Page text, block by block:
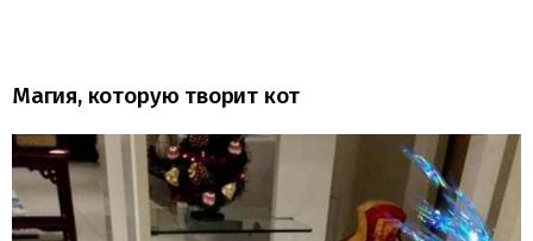
Магия, которую творит кот